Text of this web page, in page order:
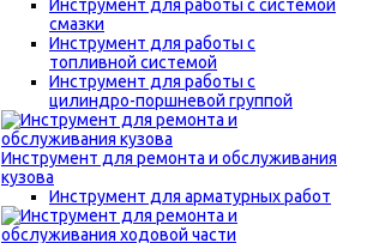
Инструмент для работы с системой
смазки
Инструмент для работы с
топливной системой
Инструмент для работы с
цилиндро-поршневой группой
Инструмент для ремонта и обслуживания
кузова
Инструмент для арматурных работ